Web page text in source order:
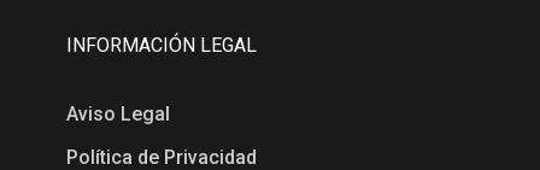
INFORMACIÓN LEGAL
Aviso Legal
Política de Privacidad